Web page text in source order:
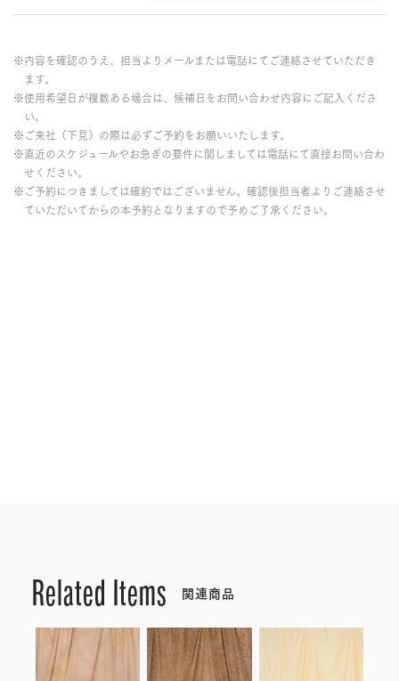
※内容を確認のうえ、担当よりメールまたは電話にてご連絡させていただき
ます。
※使用希望日が複数ある場合は、候補日をお問い合わせ内容にご記入くださ
い。
※ご来社（下見）の際は必ずご予約をお願いいたします。
※直近のスケジュールやお急ぎの要件に関しましては電話にて直接お問い合わ
せください。
※ご予約につきましては確約ではございません。確認後担当者よりご連絡させ
ていただいてからの本予約となりますので予めご了承ください。
Related Items 関連商品